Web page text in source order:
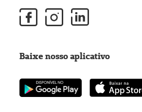
Baixe nosso aplicativo